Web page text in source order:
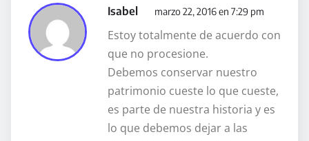
Isabel marzo 22, 2016 en 7:29 pm
Estoy totalmente de acuerdo con
que no procesione.
Debemos conservar nuestro
patrimonio cueste lo que cueste,
es parte de nuestra historia y es
lo que debemos dejar a las